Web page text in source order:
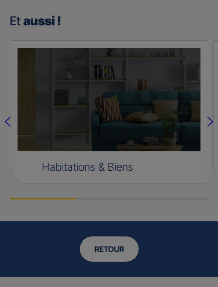
Et aussi !
Habitations & Biens
RETOUR